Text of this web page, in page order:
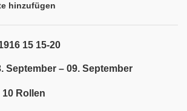
hinzufügen
15 15-20
September – 09. September
10 Rollen